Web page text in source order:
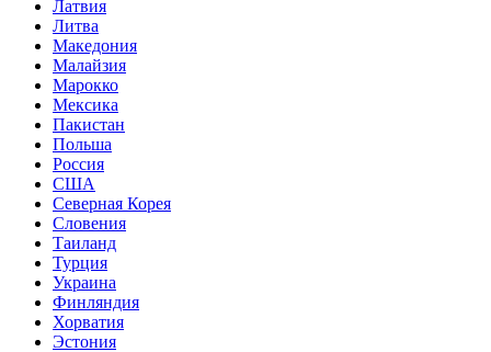
Латвия
Литва
Македония
Малайзия
Марокко
Мексика
Пакистан
Польша
Россия
США
Северная Корея
Словения
Таиланд
Турция
Украина
Финляндия
Хорватия
Эстония